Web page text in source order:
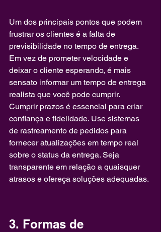
Um dos principais pontos que podem
frustrar os clientes é a falta de
previsibilidade no tempo de entrega.
Em vez de prometer velocidade e
deixar o cliente esperando, é mais
sensato informar um tempo de entrega
realista que você pode cumprir.
Cumprir prazos é essencial para criar
confiança e fidelidade. Use sistemas
de rastreamento de pedidos para
fornecer atualizações em tempo real
sobre o status da entrega. Seja
transparente em relação a quaisquer
atrasos e ofereça soluções adequadas.
3. Formas de